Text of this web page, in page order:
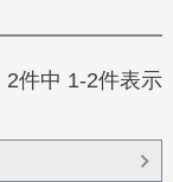
2件中 1-2件表示